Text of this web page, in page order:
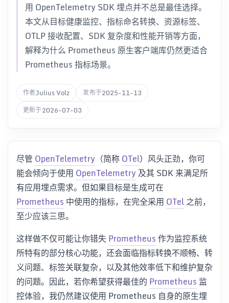
用 OpenTelemetry SDK 埋点并不总是最佳选择。
本文从目标健康监控、指标命名转换、资源标签、
OTLP 接收配置、SDK 复杂度和性能开销等方面，
解释为什么 Prometheus 原生客户端库仍然更适合
Prometheus 指标场景。
作者Julius Volz 发布于2025-11-13
更新于2026-07-03
尽管 OpenTelemetry （简称OTel）风头正劲，你可
能会倾向于使用 OpenTelemetry及其 SDK 来满足所
有应用埋点需求。但如果目标是生成可在
Prometheus 中使用的指标，在完全采用 OTel之前，
至少应该三思。
这样做不仅可能让你错失Prometheus作为监控系统
所特有的部分核心功能，还会面临指标转换不顺畅、转
义问题、标签关联复杂，以及其他效率低下和维护复杂
的问题。因此，若你希望获得最佳的 Prometheus监
控体验，我仍然建议使用 Prometheus 自身的原生埋